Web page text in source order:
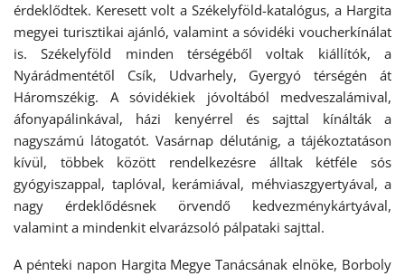
érdeklődtek. Keresett volt a Székelyföld-katalógus, a Hargita
megyei turisztikai ajánló, valamint a sóvidéki voucherkínálat
is. Székelyföld minden térségéből voltak kiállítók, a
Nyárádmentétől Csík, Udvarhely, Gyergyó térségén át
Háromszékig. A sóvidékiek jóvoltából medveszalámival,
áfonyapálinkával, házi kenyérrel és sajttal kínálták a
nagyszámú látogatót. Vasárnap délutánig, a tájékoztatáson
kívül, többek között rendelkezésre álltak kétféle sós
gyógyiszappal, taplóval, kerámiával, méhviaszgyertyával, a
nagy érdeklődésnek örvendő kedvezménykártyával,
valamint a mindenkit elvarázsoló pálpataki sajttal.
A pénteki napon Hargita Megye Tanácsának elnöke, Borboly